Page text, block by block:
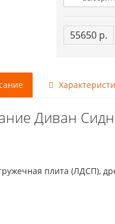
55650 р.
Диван
плита (ЛДСП),